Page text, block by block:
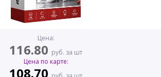
Цена:
116.80 руб. за шт
Цена по карте:
108.70